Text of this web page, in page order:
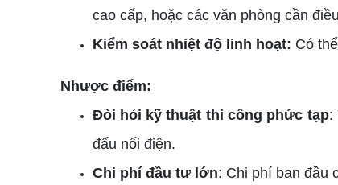
cao cấp, hoặc các văn phòng cần
Kiểm soát nhiệt độ linh hoạt: Có
Nhược điểm:
Đòi hỏi kỹ thuật thi công phức tạp:
đấu nối điện.
Chi phí đầu tư lớn: Chi phí ban đầu